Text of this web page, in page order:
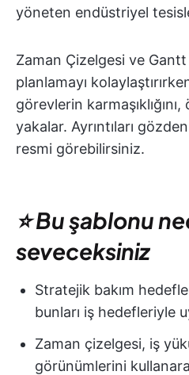
yöneten endüstriyel
Zaman Çizelgesi ve
planlamayı
görevlerin
yakalar. Ayrıntıları
resmi görebilirsiniz.
⭐ Bu şablonu
seveceksiniz
Stratejik bakım
bunları iş hedefleriyle
Zaman çizelgesi, iş
görünümlerini